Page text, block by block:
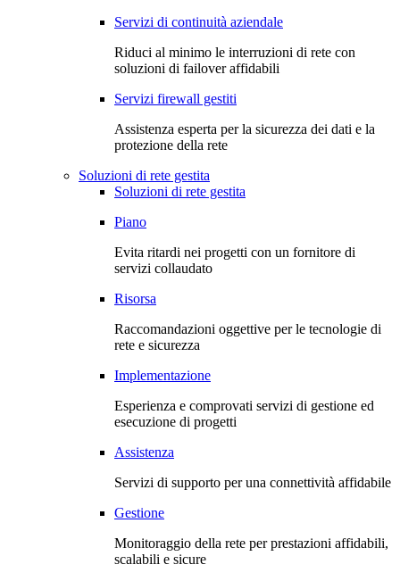
Servizi di continuità aziendale
Riduci al minimo le interruzioni di rete con
soluzioni di failover affidabili
Servizi firewall gestiti
Assistenza esperta per la sicurezza dei dati e la
protezione della rete
Soluzioni di rete gestita
Soluzioni di rete gestita
Piano
Evita ritardi nei progetti con un fornitore di
servizi collaudato
Risorsa
Raccomandazioni oggettive per le tecnologie di
rete e sicurezza
Implementazione
Esperienza e comprovati servizi di gestione ed
esecuzione di progetti
Assistenza
Servizi di supporto per una connettività affidabile
Gestione
Monitoraggio della rete per prestazioni affidabili,
scalabili e sicure